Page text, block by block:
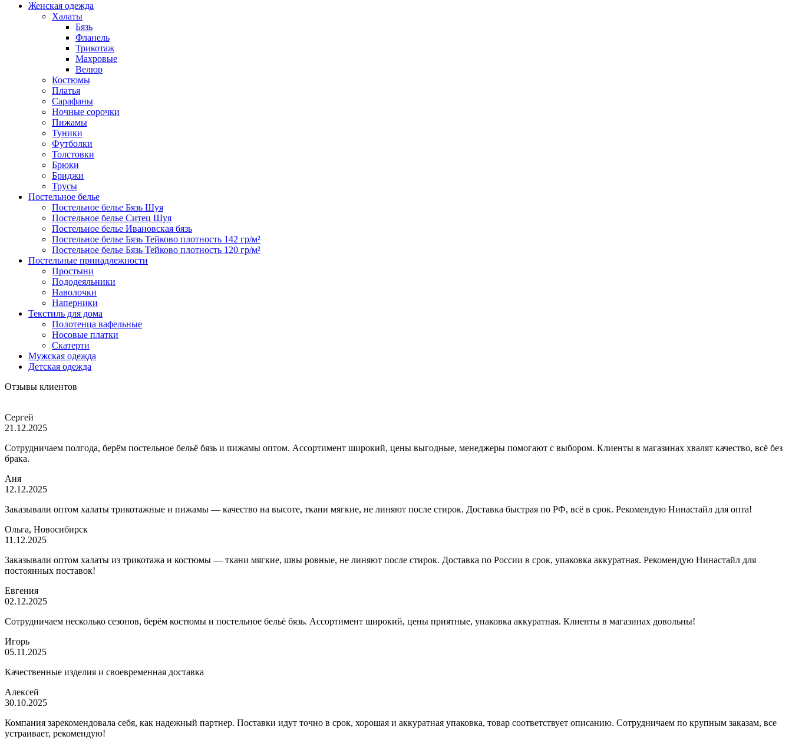
Женская одежда
Халаты
Бязь
Фланель
Трикотаж
Махровые
Велюр
Костюмы
Платья
Сарафаны
Ночные сорочки
Пижамы
Туники
Футболки
Толстовки
Брюки
Бриджи
Трусы
Постельное белье
Постельное белье Бязь Шуя
Постельное белье Ситец Шуя
Постельное белье Ивановская бязь
Постельное белье Бязь Тейково плотность 142 гр/м²
Постельное белье Бязь Тейково плотность 120 гр/м²
Постельные принадлежности
Простыни
Пододеяльники
Наволочки
Наперники
Текстиль для дома
Полотенца вафельные
Носовые платки
Скатерти
Мужская одежда
Детская одежда
Отзывы клиентов
Сергей
21.12.2025
Сотрудничаем полгода, берём постельное бельё бязь и пижамы оптом. Ассортимент широкий, цены выгодные, менеджеры помогают с выбором. Клиенты в магазинах хвалят качество, всё без
брака.
Аня
12.12.2025
Заказывали оптом халаты трикотажные и пижамы — качество на высоте, ткани мягкие, не линяют после стирок. Доставка быстрая по РФ, всё в срок. Рекомендую Нинастайл для опта!
Ольга, Новосибирск
11.12.2025
Заказывали оптом халаты из трикотажа и костюмы — ткани мягкие, швы ровные, не линяют после стирок. Доставка по России в срок, упаковка аккуратная. Рекомендую Нинастайл для
постоянных поставок!
Евгения
02.12.2025
Сотрудничаем несколько сезонов, берём костюмы и постельное бельё бязь. Ассортимент широкий, цены приятные, упаковка аккуратная. Клиенты в магазинах довольны!
Игорь
05.11.2025
Качественные изделия и своевременная доставка
Алексей
30.10.2025
Компания зарекомендовала себя, как надежный партнер. Поставки идут точно в срок, хорошая и аккуратная упаковка, товар соответствует описанию. Сотрудничаем по крупным заказам, все
устраивает, рекомендую!